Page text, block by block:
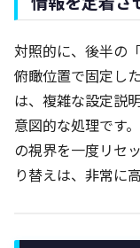
対照的に、後半の
俯瞰位置で固定し
は、複雑な設定説
意図的な処理です
の視界を一度リセ
り替えは、非常に